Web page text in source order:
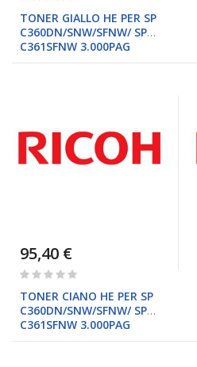
TONER GIALLO HE PER SP
C360DN/SNW/SFNW/ SP
C361SFNW 3.000PAG
95,40 €
Rating:
TONER CIANO HE PER SP
C360DN/SNW/SFNW/ SP
C361SFNW 3.000PAG